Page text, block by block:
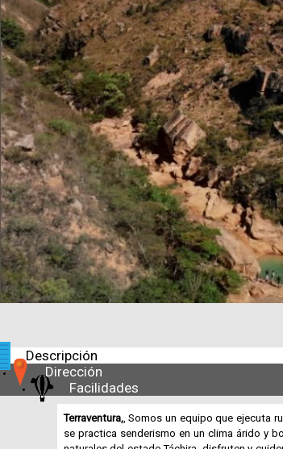
Descripción
Dirección
Facilidades
Terraventura,, Somos un equipo que ejecuta
se practica senderismo en un clima árido y